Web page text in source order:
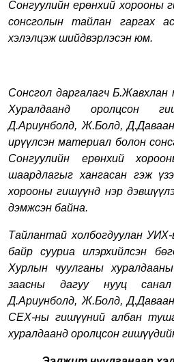
Сонгуулийн ерөнхий хорооны
сонсголын тайлан гаргах
хэлэлцэж шийдвэрлэсэн юм.
Сонсгол даргалагч Б.Жавхлан
Хуралдаанд оролцсон
Д.Ариунболд, Ж.Болд, Д.
ирүүлсэн материал болон
Сонгуулийн ерөнхий
шаардлагыг хангасан гэж
хорооны гишүүнд нэр
дэмжсэн байна.
Тайлантай холбогдуулан
байр сууриа илэрхийлсэн
Хурлын чуулганы
заасны дагуу нууц
Д.Ариунболд, Ж.Болд, Д.
СЕХ-ны гишүүний албан
хуралдаанд оролцсон